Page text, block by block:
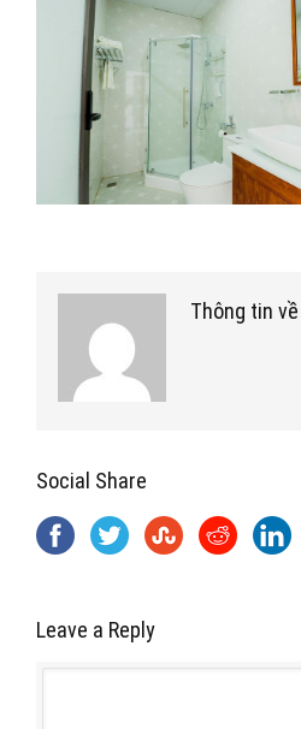
Thông tin
Social Share
Leave a Reply